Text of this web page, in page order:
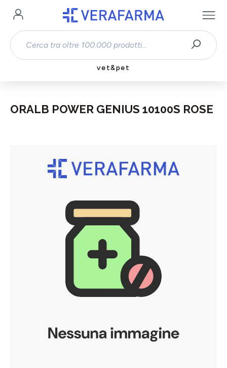
Passa al contenuto principale
vet&pet
ORALB POWER GENIUS 10100S ROSE